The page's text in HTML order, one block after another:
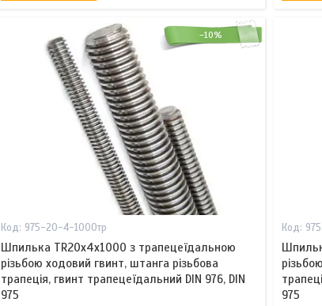
–10%
975-20-4-1000тр
Шпилька TR20x4х1000 з трапецеїдальною
різьбою ходовий гвинт, штанга різьбова
трапеція, гвинт трапецеїдальний DIN 976, DIN
975
975